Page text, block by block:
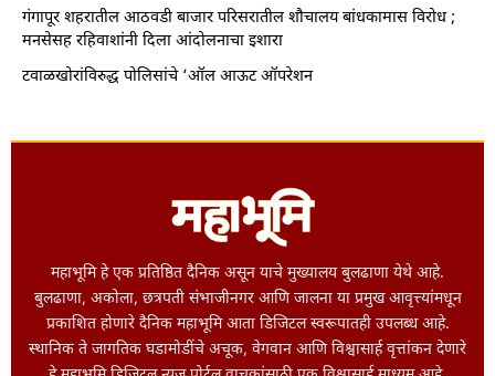
गंगापूर शहरातील आठवडी बाजार परिसरातील शौचालय बांधकामास विरोध ;
मनसेसह रहिवाशांनी दिला आंदोलनाचा इशारा
टवाळखोरांविरुद्ध पोलिसांचे ‘ऑल आऊट ऑपरेशन
महाभूमि हे एक प्रतिष्ठित दैनिक असून याचे मुख्यालय बुलढाणा येथे आहे.
बुलढाणा, अकोला, छत्रपती संभाजीनगर आणि जालना या प्रमुख आवृत्त्यांमधून
प्रकाशित होणारे दैनिक महाभूमि आता डिजिटल स्वरूपातही उपलब्ध आहे.
स्थानिक ते जागतिक घडामोडींचे अचूक, वेगवान आणि विश्वासार्ह वृत्तांकन देणारे